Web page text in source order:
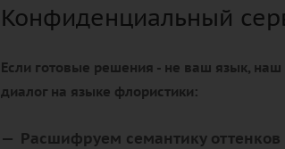
Конфиденциальный
Если готовые решения - не ваш язык,
диалог на языке флористики:
Расшифруем семантику